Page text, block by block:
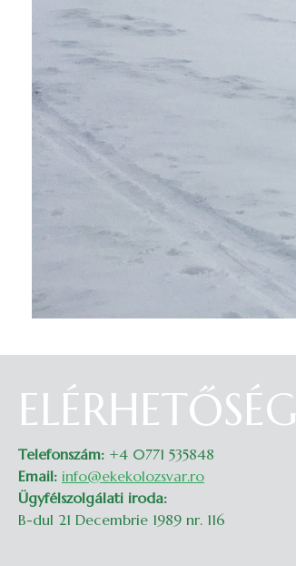
ELÉRHETŐSÉG
Telefonszám: +4 0771 535848
Email: info@ekekolozsvar.ro
Ügyfélszolgálati iroda:
B-dul 21 Decembrie 1989 nr. 116